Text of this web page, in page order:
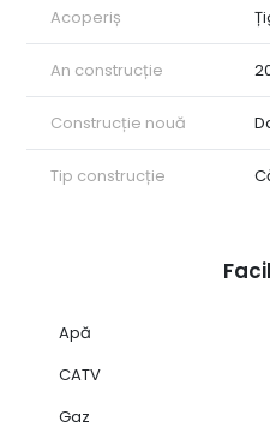
Acoperiș
An construcție
Construcție nouă
Tip construcție
Apă
CATV
Gaz